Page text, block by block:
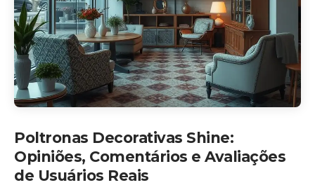
Poltronas Decorativas Shine:
Opiniões, Comentários e Avaliações
de Usuários Reais